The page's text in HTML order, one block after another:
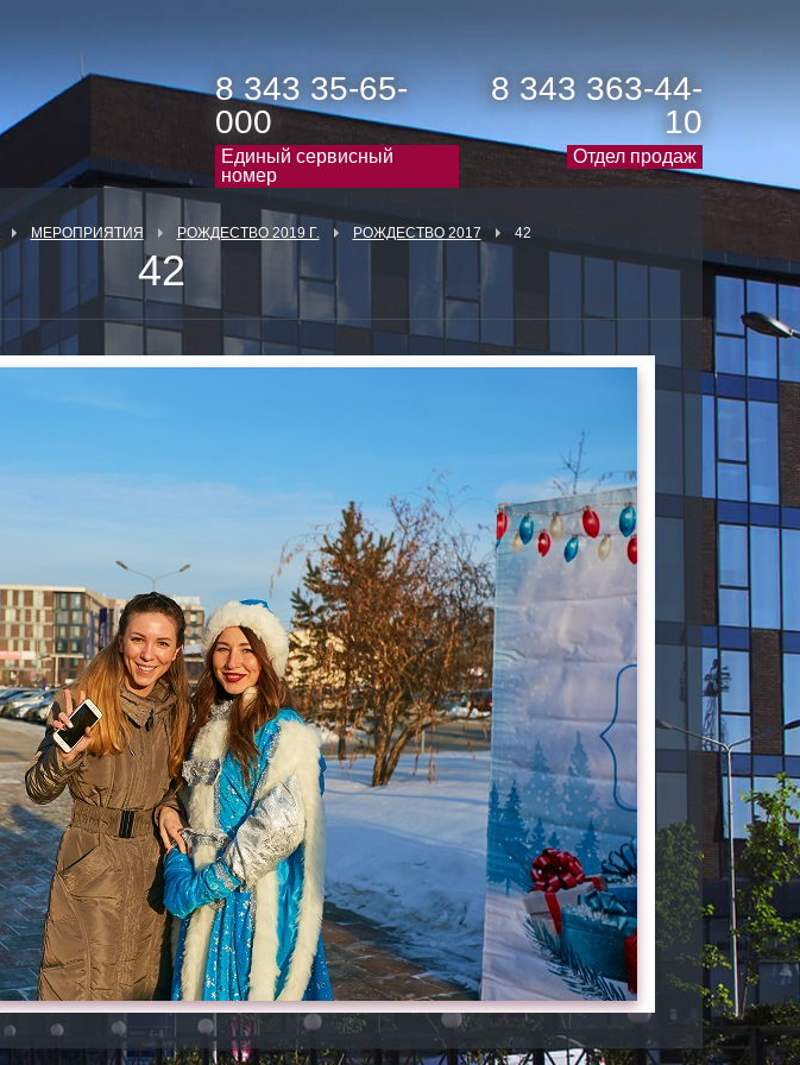
8 343 35-65-
000
Единый сервисный
номер
8 343 363-44-
10
Отдел продаж
МЕРОПРИЯТИЯ РОЖДЕСТВО 2019 Г. РОЖДЕСТВО 2017 42
42